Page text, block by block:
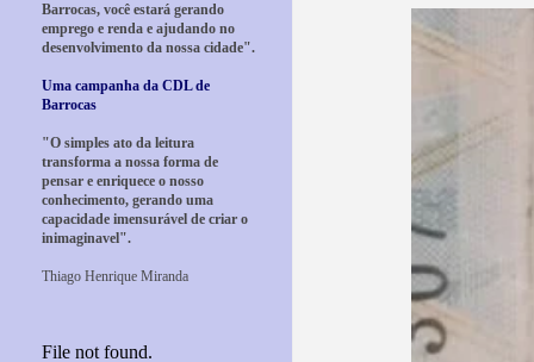
Barrocas, você estará gerando
emprego e renda e ajudando no
desenvolvimento da nossa cidade".
Uma campanha da CDL de
Barrocas
"O simples ato da leitura
transforma a nossa forma de
pensar e enriquece o nosso
conhecimento, gerando uma
capacidade imensurável de criar o
inimaginavel".
Thiago Henrique Miranda